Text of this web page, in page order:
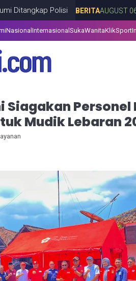
Polisi BERITAAUGUST 06, 2026
Nasional Internasional SukaWanitaKlikSport
Siagakan Personel
Mudik Lebaran